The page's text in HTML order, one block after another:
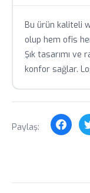
Stok durumu
Toplu
geçin.
Bu ürün kaliteli
olup hem ofis
Şık tasarımı ve
konfor sağlar.
Paylaş: